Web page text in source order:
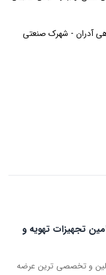
آدران - شهرک صنعتی
تجهیزات تهویه و
از سال ۱۳۸۳ به‌عنوان اولین و تخصصی ترین عرضه